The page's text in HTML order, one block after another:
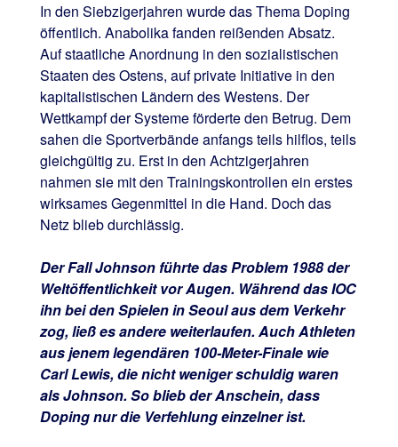
In den Siebzigerjahren wurde das Thema Doping
öffentlich. Anabolika fanden reißenden Absatz.
Auf staatliche Anordnung in den sozialistischen
Staaten des Ostens, auf private Initiative in den
kapitalistischen Ländern des Westens. Der
Wettkampf der Systeme förderte den Betrug. Dem
sahen die Sportverbände anfangs teils hilflos, teils
gleichgültig zu. Erst in den Achtzigerjahren
nahmen sie mit den Trainingskontrollen ein erstes
wirksames Gegenmittel in die Hand. Doch das
Netz blieb durchlässig.
Der Fall Johnson führte das Problem 1988 der
Weltöffentlichkeit vor Augen. Während das IOC
ihn bei den Spielen in Seoul aus dem Verkehr
zog, ließ es andere weiterlaufen. Auch Athleten
aus jenem legendären 100-Meter-Finale wie
Carl Lewis, die nicht weniger schuldig waren
als Johnson. So blieb der Anschein, dass
Doping nur die Verfehlung einzelner ist.